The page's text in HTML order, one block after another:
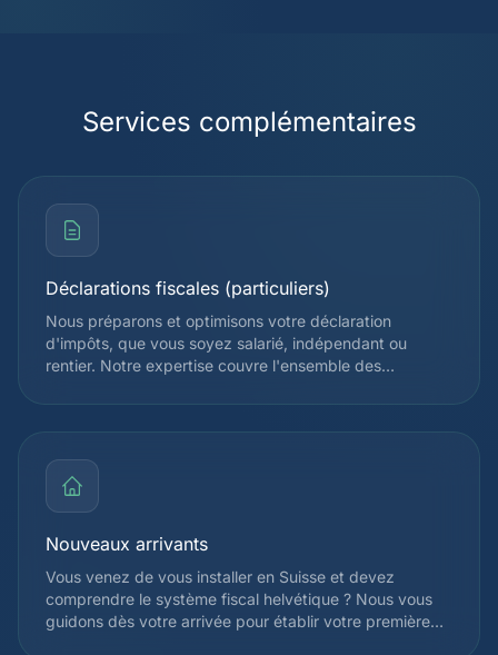
Services complémentaires
Déclarations fiscales (particuliers)
Nous préparons et optimisons votre déclaration
d'impôts, que vous soyez salarié, indépendant ou
rentier. Notre expertise couvre l'ensemble des
cantonale et fédérale, afin de réduire légalement votre
charge fiscale. Chaque déclaration est vérifiée par un
Nouveaux arrivants
Vous venez de vous installer en Suisse et devez
comprendre le système fiscal helvétique ? Nous vous
guidons dès votre arrivée pour établir votre première